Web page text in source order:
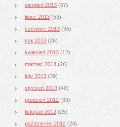
sierpień 2013 (67)
lipiec 2013 (53)
czerwiec 2013 (36)
maj 2013 (26)
kwiecień 2013 (12)
marzec 2013 (26)
luty 2013 (39)
styczeń 2013 (40)
grudzień 2012 (39)
listopad 2012 (25)
październik 2012 (24)